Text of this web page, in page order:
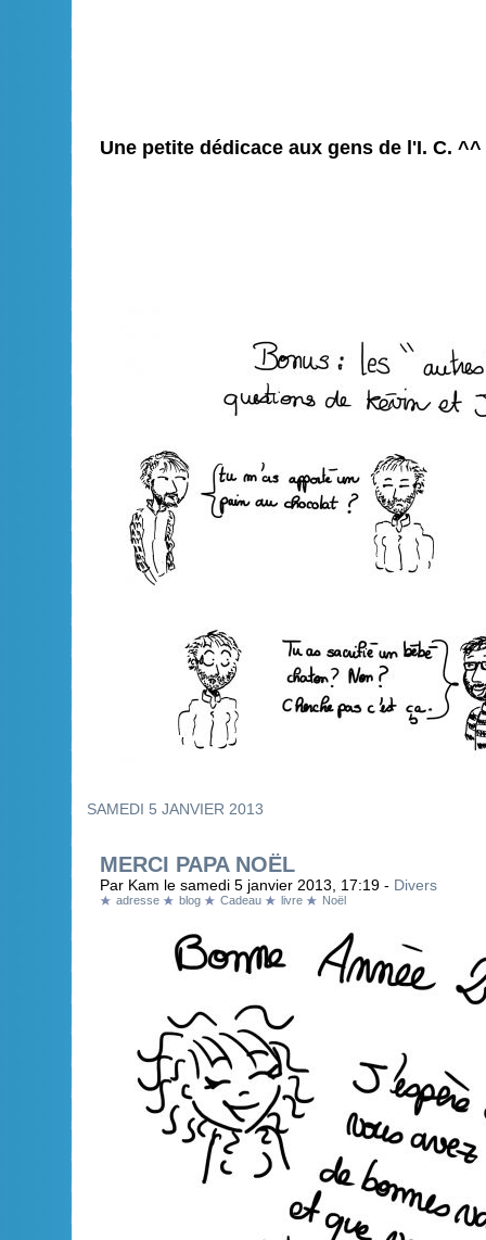
Une petite dédicace aux gens de l'I. C. ^^
SAMEDI 5 JANVIER 2013
MERCI PAPA NOËL
Par Kam le samedi 5 janvier 2013, 17:19 - Divers
adresse blog Cadeau livre Noël